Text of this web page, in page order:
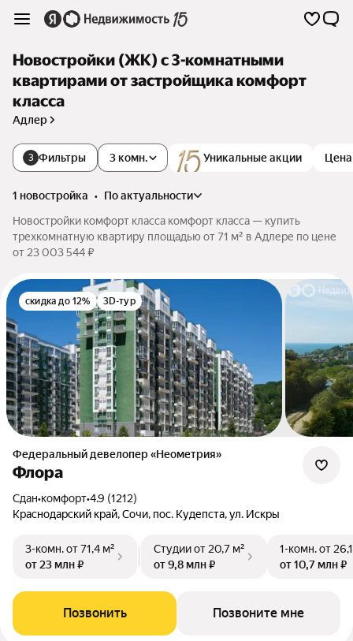
Новостройки (ЖК) с 3-комнатными
квартирами от застройщика комфорт
класса
Адлер
3 Фильтры Уникальные акции Цена
3 комн.
1 новостройка •
по актуальности
Новостройки комфорт класса комфорт класса — купить
трехкомнатную квартиру площадью от 71 м² в Адлере по цене
от 23 003 544 ₽
скидка до 12% 3D-тур
Федеральный девелопер «Неометрия»
Флора
Сдан•комфорт•4.9 (1212)
Краснодарский край, Сочи, пос. Кудепста, ул. Искры
3-комн.от 71,4 м²
от 23 млн ₽
Студииот 20,7 м²
от 9,8 млн ₽
1-комн.от
от 10,7 млн ₽
Позвонить Позвоните мне